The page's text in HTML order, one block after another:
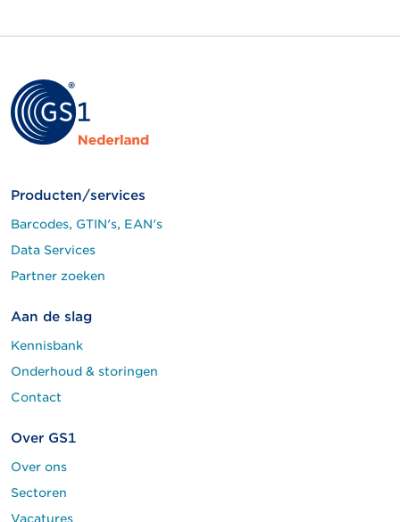
Producten/services
Barcodes, GTIN's, EAN's
Data Services
Partner zoeken
Aan de slag
Kennisbank
Onderhoud & storingen
Contact
Over GS1
Over ons
Sectoren
Vacatures